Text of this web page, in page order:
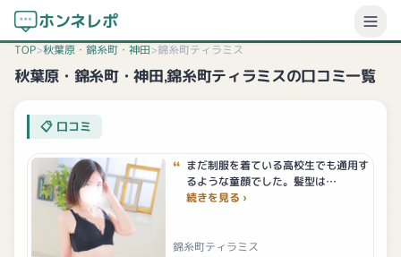
ホンネレポ
TOP>秋葉原・錦糸町・神田>錦糸町ティラミス
秋葉原・錦糸町・神田,錦糸町ティラミスの口コミ一覧
口コミ
まだ制服を着ている高校生でも通用す
るような童顔でした。髪型は…
続きを見る
錦糸町ティラミス